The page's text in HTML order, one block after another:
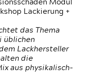
Modul
Lackierung +
das Thema
üblichen
Lackhersteller
die
aus physikalisch-